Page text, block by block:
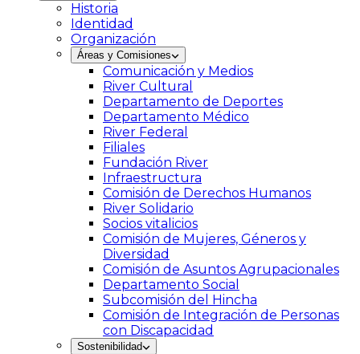
Historia
Identidad
Organización
Áreas y Comisiones
Comunicación y Medios
River Cultural
Departamento de Deportes
Departamento Médico
River Federal
Filiales
Fundación River
Infraestructura
Comisión de Derechos Humanos
River Solidario
Socios vitalicios
Comisión de Mujeres, Géneros y
Diversidad
Comisión de Asuntos Agrupacionales
Departamento Social
Subcomisión del Hincha
Comisión de Integración de Personas
con Discapacidad
Sostenibilidad